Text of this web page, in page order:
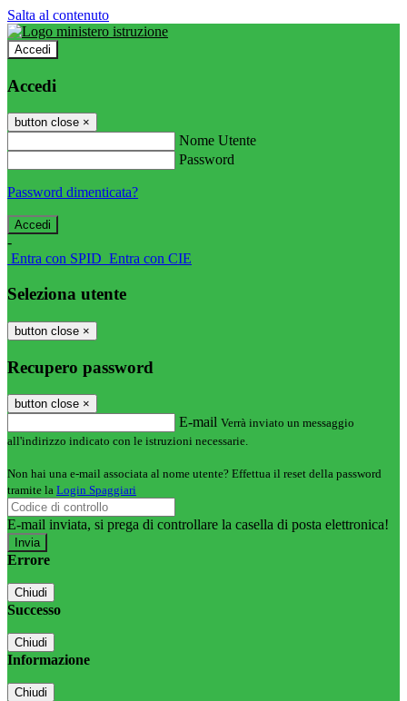
Salta al contenuto
Accedi
Accedi
button close ×
Nome Utente
Password
Password dimenticata?
-
Entra con SPID Entra con CIE
Seleziona utente
button close ×
Recupero password
button close ×
E-mail Verrà inviato un messaggio
all'indirizzo indicato con le istruzioni necessarie.
Non hai una e-mail associata al nome utente? Effettua il reset della password
tramite la Login Spaggiari
E-mail inviata, si prega di controllare la casella di posta elettronica!
Errore
Chiudi
Successo
Chiudi
Informazione
Chiudi